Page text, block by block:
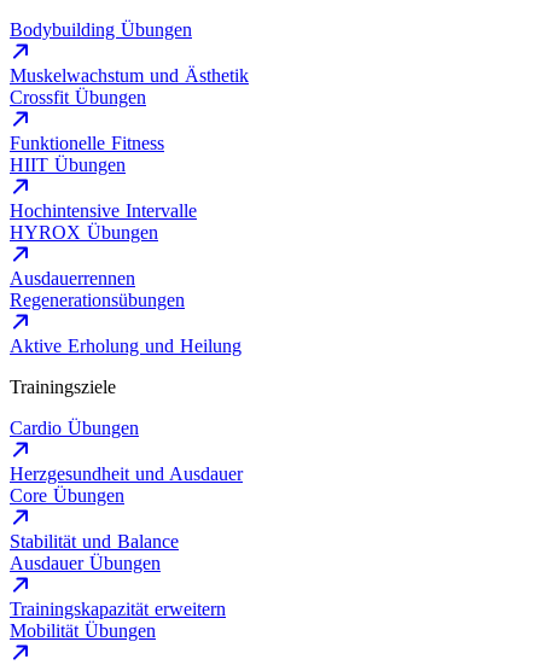
Bodybuilding Übungen
Muskelwachstum und Ästhetik
Crossfit Übungen
Funktionelle Fitness
HIIT Übungen
Hochintensive Intervalle
HYROX Übungen
Ausdauerrennen
Regenerationsübungen
Aktive Erholung und Heilung
Trainingsziele
Cardio Übungen
Herzgesundheit und Ausdauer
Core Übungen
Stabilität und Balance
Ausdauer Übungen
Trainingskapazität erweitern
Mobilität Übungen